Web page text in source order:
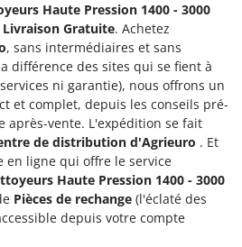
Haute Pression 1400 - 3000
Livraison Gratuite. Achetez
, sans intermédiaires et sans
différence des sites qui se fient à
ni garantie), nous offrons un
et complet, depuis les conseils pré-
après-vente. L'expédition se fait
de distribution d'Agrieuro . Et
en ligne qui offre le service
Haute Pression 1400 - 3000
Pièces de rechange (l'éclaté des
depuis votre compte